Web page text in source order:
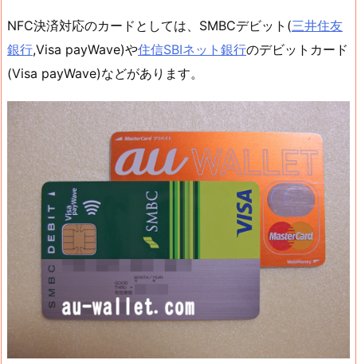
NFC決済対応のカードとしては、SMBCデビット(三井住友
銀行,Visa payWave)や住信SBIネット銀行のデビットカード
(Visa payWave)などがあります。